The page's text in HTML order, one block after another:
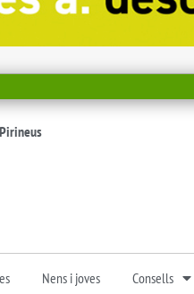
Pirineus
Nens i joves Consells